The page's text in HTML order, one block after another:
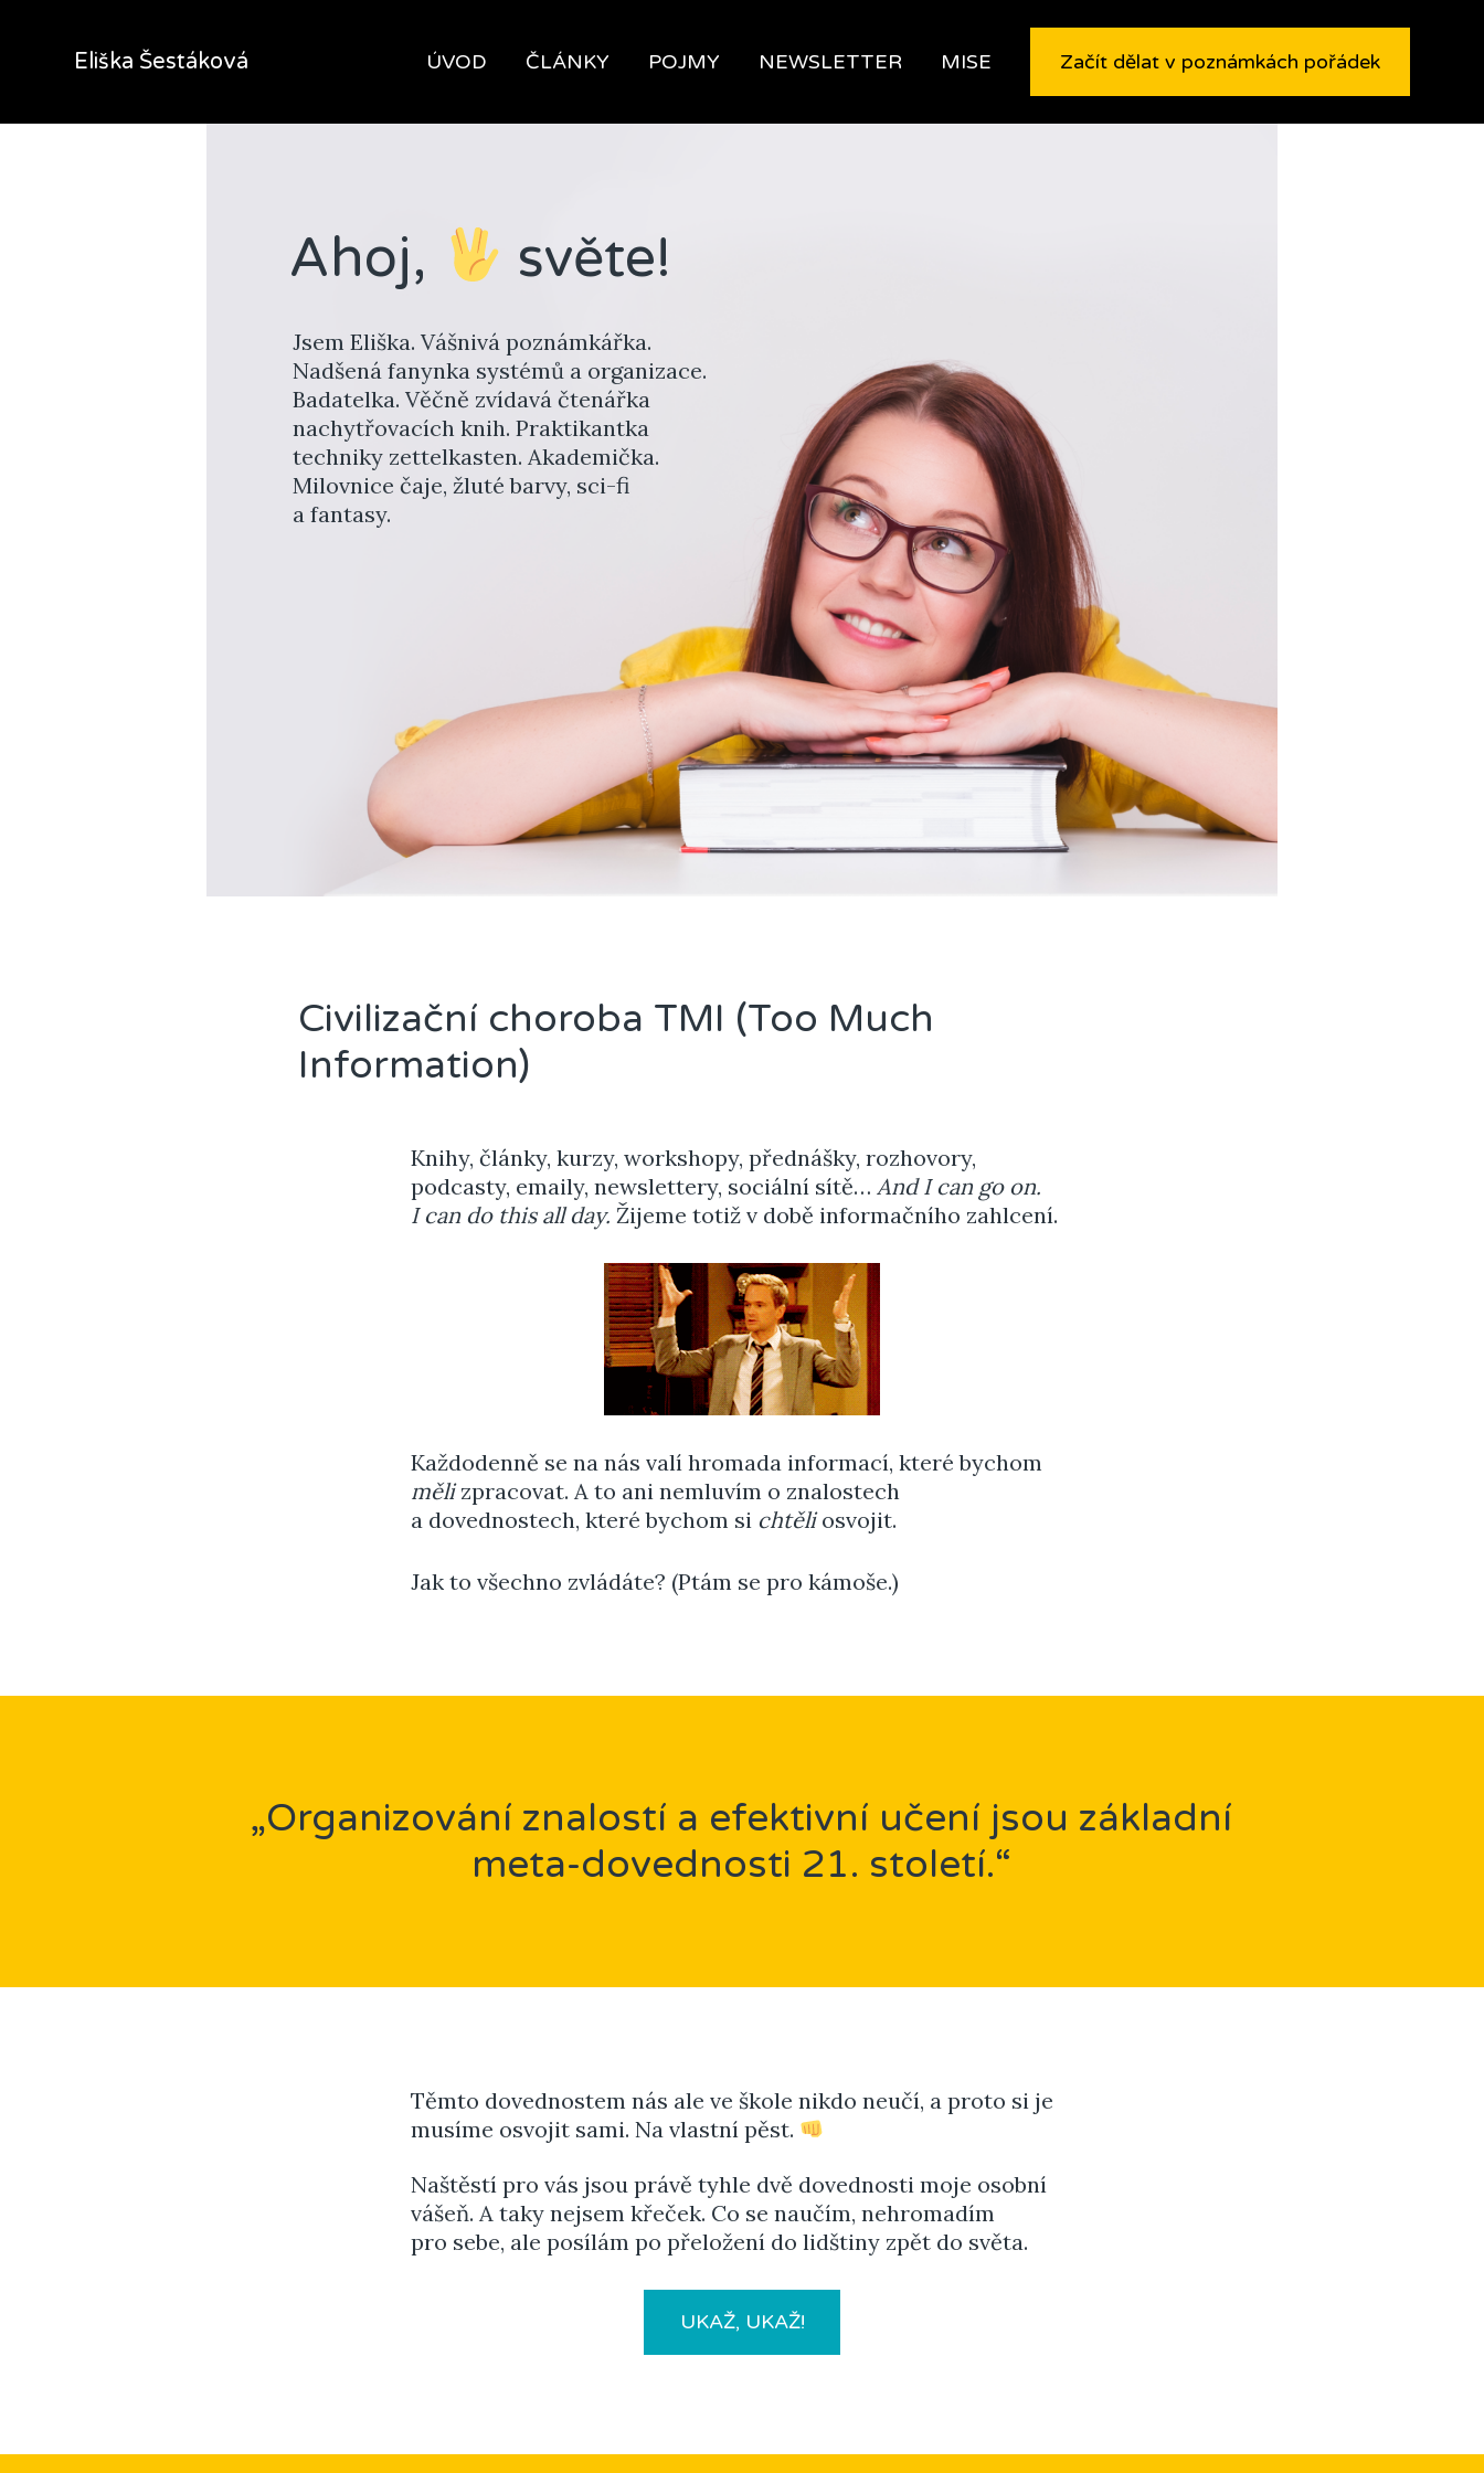
Eliška Šestáková ÚVOD ČLÁNKY POJMY NEWSLETTER MISE Začít dělat v poznámkách pořádek
Ahoj, světe!
Jsem Eliška. Vášnivá poznámkářka.
Nadšená fanynka systémů a organizace.
Badatelka. Věčně zvídavá čtenářka
nachytřovacích knih. Praktikantka
techniky zettelkasten. Akademička.
Milovnice čaje, žluté barvy, sci-fi
a fantasy.
Civilizační choroba TMI (Too Much
Information)
Knihy, články, kurzy, workshopy, přednášky, rozhovory,
podcasty, emaily, newslettery, sociální sítě… And I can go on.
I can do this all day. Žijeme totiž v době informačního zahlcení.
Každodenně se na nás valí hromada informací, které bychom
mělizpracovat. A to ani nemluvím o znalostech
a dovednostech, které bychom si chtěliosvojit.
Jak to všechno zvládáte? (Ptám se pro kámoše.)
„Organizování znalostí a efektivní učení jsou základní
meta-dovednosti 21. století.“
Těmto dovednostem nás ale ve škole nikdo neučí, a proto si je
musíme osvojit sami. Na vlastní pěst.
Naštěstí pro vás jsou právě tyhle dvě dovednosti moje osobní
vášeň. A taky nejsem křeček. Co se naučím, nehromadím
pro sebe, ale posílám po přeložení do lidštiny zpět do světa.
UKAŽ, UKAŽ!